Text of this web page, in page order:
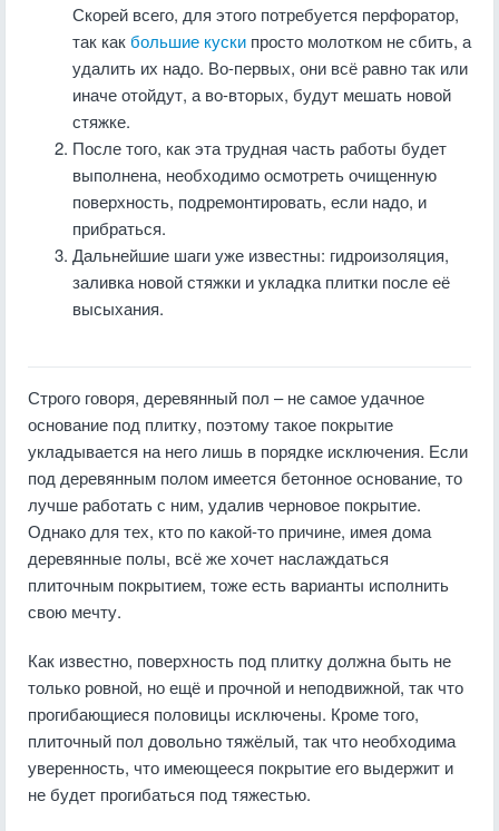
Скорей всего, для этого потребуется перфоратор,
так какбольшие куски просто молотком не сбить, а
удалить их надо. Во-первых, они всё равно так или
иначе отойдут, а во-вторых, будут мешать новой
стяжке.
После того, как эта трудная часть работы будет
выполнена, необходимо осмотреть очищенную
поверхность, подремонтировать, если надо, и
прибраться.
Дальнейшие шаги уже известны: гидроизоляция,
заливка новой стяжки и укладка плитки после её
высыхания.
Строго говоря, деревянный пол – не самое удачное
основание под плитку, поэтому такое покрытие
укладывается на него лишь в порядке исключения. Если
под деревянным полом имеется бетонное основание, то
лучше работать с ним, удалив черновое покрытие.
Однако для тех, кто по какой-то причине, имея дома
деревянные полы, всё же хочет наслаждаться
плиточным покрытием, тоже есть варианты исполнить
свою мечту.
Как известно, поверхность под плитку должна быть не
только ровной, но ещё и прочной и неподвижной, так что
прогибающиеся половицы исключены. Кроме того,
плиточный пол довольно тяжёлый, так что необходима
уверенность, что имеющееся покрытие его выдержит и
не будет прогибаться под тяжестью.